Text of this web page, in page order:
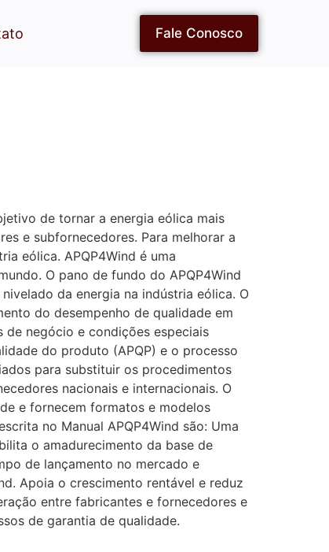
Fale Conosco
de tornar a energia eólica mais
e subfornecedores. Para melhorar a
eólica. APQP4Wind é uma
O pano de fundo do APQP4Wind
da energia na indústria eólica. O
do desempenho de qualidade em
de negócio e condições especiais
do produto (APQP) e o processo
para substituir os procedimentos
nacionais e internacionais. O
e fornecem formatos e modelos
no Manual APQP4Wind são: Uma
o amadurecimento da base de
de lançamento no mercado e
Apoia o crescimento rentável e reduz
entre fabricantes e fornecedores e
de garantia de qualidade.